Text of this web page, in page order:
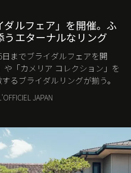
ダルフェア」を開催。ふ
うエターナルなリング
までブライダルフェアを開
「カメリア コレクション」を
るブライダルリングが揃う。
JAPAN